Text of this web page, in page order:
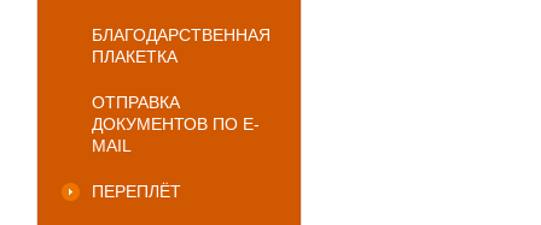
БЛАГОДАРСТВЕННАЯ
ПЛАКЕТКА
ОТПРАВКА
ДОКУМЕНТОВ ПО E-
MAIL
ПЕРЕПЛЁТ